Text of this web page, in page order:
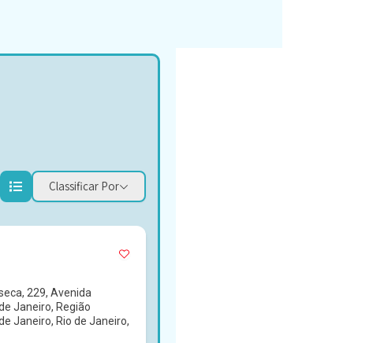
Classificar Por
229, Avenida
Janeiro, Região
Janeiro, Rio de Janeiro,